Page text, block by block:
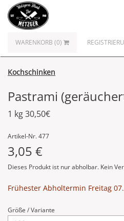
WARENKORB (0)
Kochschinken
Pastrami
1 kg 30,50€
Artikel-Nr. 477
3,05 €
Dieses Produkt ist nur abholbar. Kein
Frühester Abholtermin Freitag
Größe / Variante